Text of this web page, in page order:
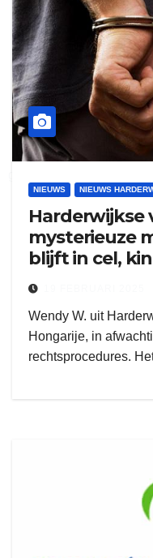
NIEUWS NIEUWS
Harderwijkse
mysterieuze
blijft in cel,
onzekerheid
Wendy W. uit
Hongarije, in
rechtsprocedures.